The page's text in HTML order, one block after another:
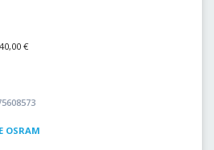
40,00 €
OSRAM